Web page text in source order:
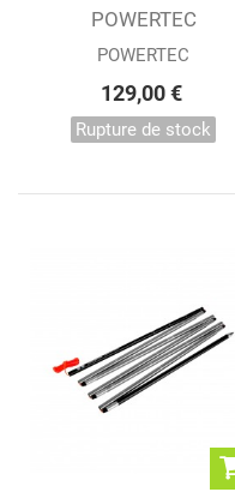
POWERTEC
CHARGEUR SOLAIRE...
POWERTEC
129,00 €
Rupture de stock